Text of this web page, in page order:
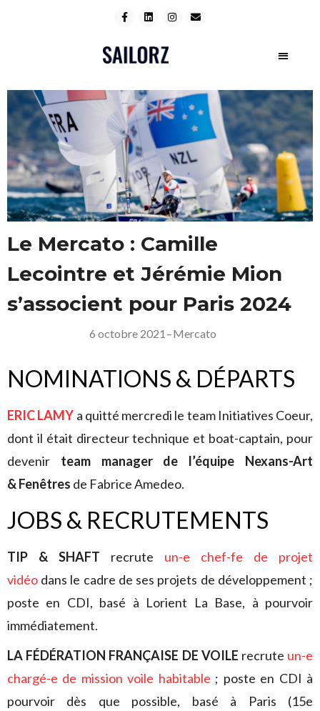
Le Mercato : Camille
Lecointre et Jérémie Mion
s’associent pour Paris 2024
6 octobre 2021 –Mercato
NOMINATIONS & DÉPARTS
ERIC LAMY a quitté mercredi le team Initiatives Coeur,
dont il était directeur technique et boat-captain, pour
devenir team manager de l’équipe Nexans-Art
& Fenêtres de Fabrice Amedeo.
JOBS & RECRUTEMENTS
TIP & SHAFT recrute un-e chef-fe de projet
vidéo dans le cadre de ses projets de développement ;
poste en CDI, basé à Lorient La Base, à pourvoir
immédiatement.
LA FÉDÉRATION FRANÇAISE DE VOILE recrute un-e
chargé-e de mission voile habitable ; poste en CDI à
pourvoir dès que possible, basé à Paris (15e